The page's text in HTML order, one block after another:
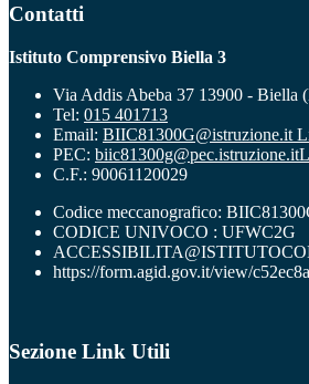
Contatti
Istituto Comprensivo Biella 3
Via Addis Abeba 37 13900 - Biella
Tel: 015 401713
Email: BIIC81300G@istruzione.it
PEC: biic81300g@pec.istruzione.it
C.F.: 90061120029
Codice meccanografico:
CODICE UNIVOCO : UFWC2G
https://form.agid.gov.it/view/
Sezione Link Utili